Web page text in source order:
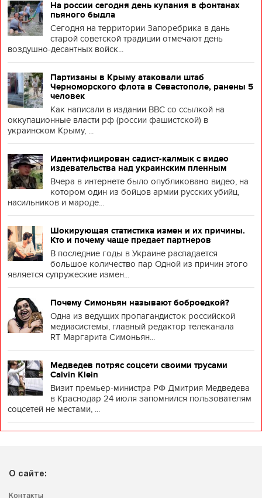
На россии сегодня день купания в фонтанах
пьяного быдла
Сегодня на территории Запоребрика в дань
старой советской традиции отмечают день
воздушно-десантных войск...
Партизаны в Крыму атаковали штаб
Черноморского флота в Севастополе, ранены 5
человек
Как написали в издании BBC со ссылкой на
оккупационные власти рф (россии фашистской) в
украинском Крыму, ...
Идентифицирован садист-калмык с видео
издевательства над украинским пленным
Вчера в интернете было опубликовано видео, на
котором один из бойцов армии русских убийц,
насильников и мароде...
Шокирующая статистика измен и их причины.
Кто и почему чаще предает партнеров
В последние годы в Украине распадается
большое количество пар Одной из причин этого
является супружеские измен...
Почему Симоньян называют боброедкой?
Одна из ведущих пропагандисток российской
медиасистемы, главный редактор телеканала
RT Маргарита Симоньян...
Медведев потряс соцсети своими трусами
Calvin Klein
Визит премьер-министра РФ Дмитрия Медведева
в Краснодар 24 июля запомнился пользователям
соцсетей не местами, ...
О сайте:
Контакты